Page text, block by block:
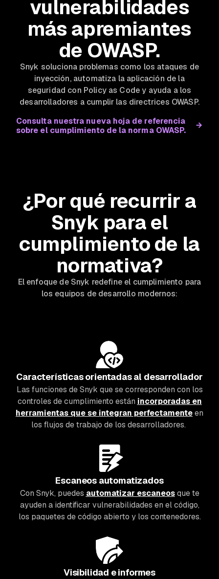
vulnerabilidades
más apremiantes
de OWASP.
Snyk soluciona problemas como los ataques de
inyección, automatiza la aplicación de la
seguridad con Policy as Code y ayuda a los
desarrolladores a cumplir las directrices OWASP.
Consulta nuestra nueva hoja de referencia
sobre el cumplimiento de la norma OWASP.
¿Por qué recurrir a
Snyk para el
cumplimiento de la
normativa?
El enfoque de Snyk redefine el cumplimiento para
los equipos de desarrollo modernos:
Características orientadas al desarrollador
Las funciones de Snyk que se corresponden con los
controles de cumplimiento están incorporadas en
herramientas que se integran perfectamenteen
los flujos de trabajo de los desarrolladores.
Escaneos automatizados
Con Snyk, puedes automatizar escaneosque te
ayuden a identificar vulnerabilidades en el código,
los paquetes de código abierto y los contenedores.
Visibilidad e informes